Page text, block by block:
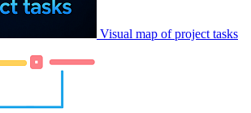
Visual map of project tasks